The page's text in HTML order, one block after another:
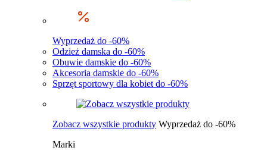
Wyprzedaż do -60%
Odzież damska do -60%
Obuwie damskie do -60%
Akcesoria damskie do -60%
Sprzęt sportowy dla kobiet do -60%
Zobacz wszystkie produkty Wyprzedaż do -60%
Marki